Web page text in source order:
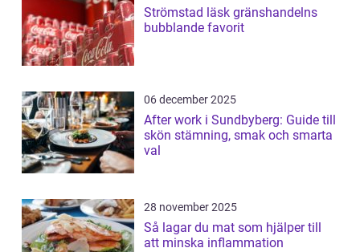
Strömstad läsk gränshandelns
bubblande favorit
06 december 2025
After work i Sundbyberg: Guide till
skön stämning, smak och smarta
val
28 november 2025
Så lagar du mat som hjälper till
att minska inflammation